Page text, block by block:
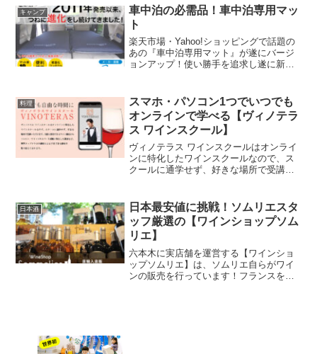
します。このことでカカオから作られて
いるストーリーを感じて頂くとともに、
豊かなカカオの香りを食前香として楽し
んでいただけます。
in Japanの最大の特徴は、防弾チョッキ
や防刃チョッキにも使用される高性能素
材「アラミド繊維」を100%使用した衣服
を展開していることです。「燃えにく
い」「切れにくい」といった機能性の高
さを兼ね備えながら、日常のカジュアル
キャンプ
車中泊の必需品！車中泊専用マッ
ト
楽天市場・Yahoo!ショッピングで話題の
あの『車中泊専用マット』が遂にバージ
ョンアップ！使い勝手を追求し遂に新登
「ウィークリーランキング」「デイリー
ランキング」連続1位獲得の凄いマット！
高評価レビューを沢山投稿いただいてい
ます！
料理
スマホ・パソコン1つでいつでも
オンラインで学べる【ヴィノテラ
ス ワインスクール】
ヴィノテラス ワインスクールはオンライ
ンに特化したワインスクールなので、ス
クールに通学せず、好きな場所で受講い
も、好きな時間に受講できる講義動画配
信サービスを毎講座行っているので安心
です。気軽に参加できるワイン講座から
ソムリエ・ワインエキスパート試験に特
化した講座など、業界トップクラスの講
師によるさまざまな講座を取り揃えてお
ります。
日本酒
日本最安値に挑戦！ソムリエスタ
ッフ厳選の【ワインショップソム
リエ】
六本木に実店舗を運営する【ワインショ
ップソムリエ】は、ソムリエ自らがワイ
ンの販売を行っています！フランスを中